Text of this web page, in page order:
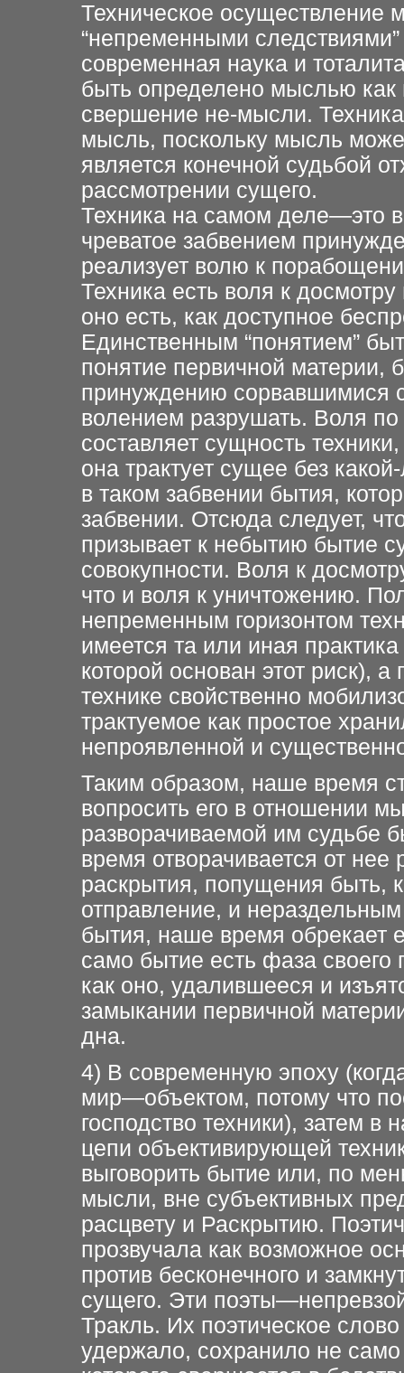
Техническое осуществление
“непременными
современная наука и
быть определено мыслью как
свершение не-мысли.
мысль, поскольку мысль
является конечной судьбой
рассмотрении сущего.
Техника на самом деле—это
чреватое забвением
реализует волю к
Техника есть воля к
оно есть, как доступное
Единственным “понятием”
понятие первичной материи,
принуждению сорвавшимися
волением разрушать. Воля
составляет сущность
она трактует сущее без
в таком забвении бытия,
забвении. Отсюда следует,
призывает к небытию бытие
совокупности. Воля к
что и воля к уничтожению.
непременным горизонтом
имеется та или иная
которой основан этот риск),
технике свойственно
трактуемое как простое
непроявленной и
Таким образом, наше время
вопросить его в отношении
разворачиваемой им судьбе
время отворачивается от
раскрытия, попущения быть,
отправление, и
бытия, наше время обрекает
само бытие есть фаза
как оно, удалившееся и
замыкании первичной
дна.
4) В современную эпоху
мир—объектом, потому что
господство техники), затем
цепи объективирующей
выговорить бытие или, по
мысли, вне субъективных
расцвету и Раскрытию.
прозвучала как возможное
против бесконечного и
сущего. Эти
Тракль. Их поэтическое
удержало, сохранило не